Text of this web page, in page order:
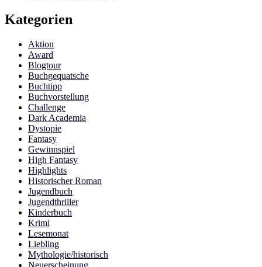
Kategorien
Aktion
Award
Blogtour
Buchgequatsche
Buchtipp
Buchvorstellung
Challenge
Dark Academia
Dystopie
Fantasy
Gewinnspiel
High Fantasy
Highlights
Historischer Roman
Jugendbuch
Jugendthriller
Kinderbuch
Krimi
Lesemonat
Liebling
Mythologie/historisch
Neuerscheinung